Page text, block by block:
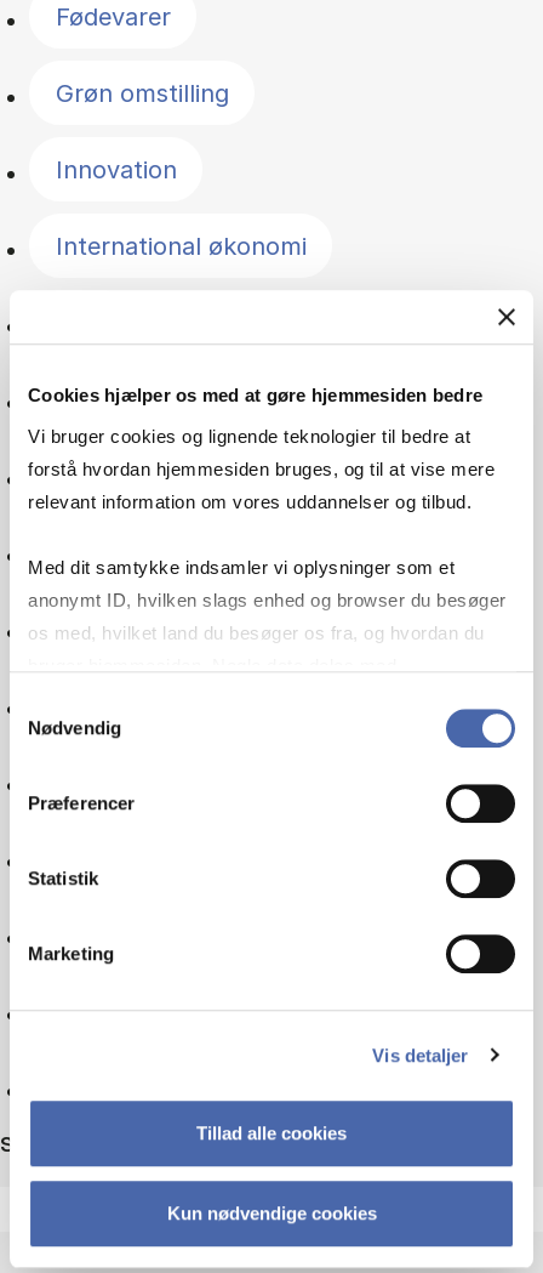
Cookies hjælper os med at gøre hjemmesiden bedre
Vi bruger cookies og lignende teknologier til bedre at
forstå hvordan hjemmesiden bruges, og til at vise mere
relevant information om vores uddannelser og tilbud.
Med dit samtykke indsamler vi oplysninger som et
anonymt ID, hvilken slags enhed og browser du besøger
os med, hvilket land du besøger os fra, og hvordan du
markedsføring. Du bestemmer selv - og kan altid trække
Samtykkevalg
Nødvendig
Præferencer
Statistik
Marketing
Vis detaljer
Tillad alle cookies
Kun nødvendige cookies
Fødevarer
Grøn omstilling
Innovation
International økonomi
Management
Norden
Organisation
Teknologi
Sortér efter